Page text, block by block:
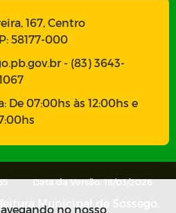
167, Centro
58177-000
- (83) 3643-
De 07:00hs às 12:00hs e
Data da Versão: 18/03/2026
Municipal de Sossego.
no nosso